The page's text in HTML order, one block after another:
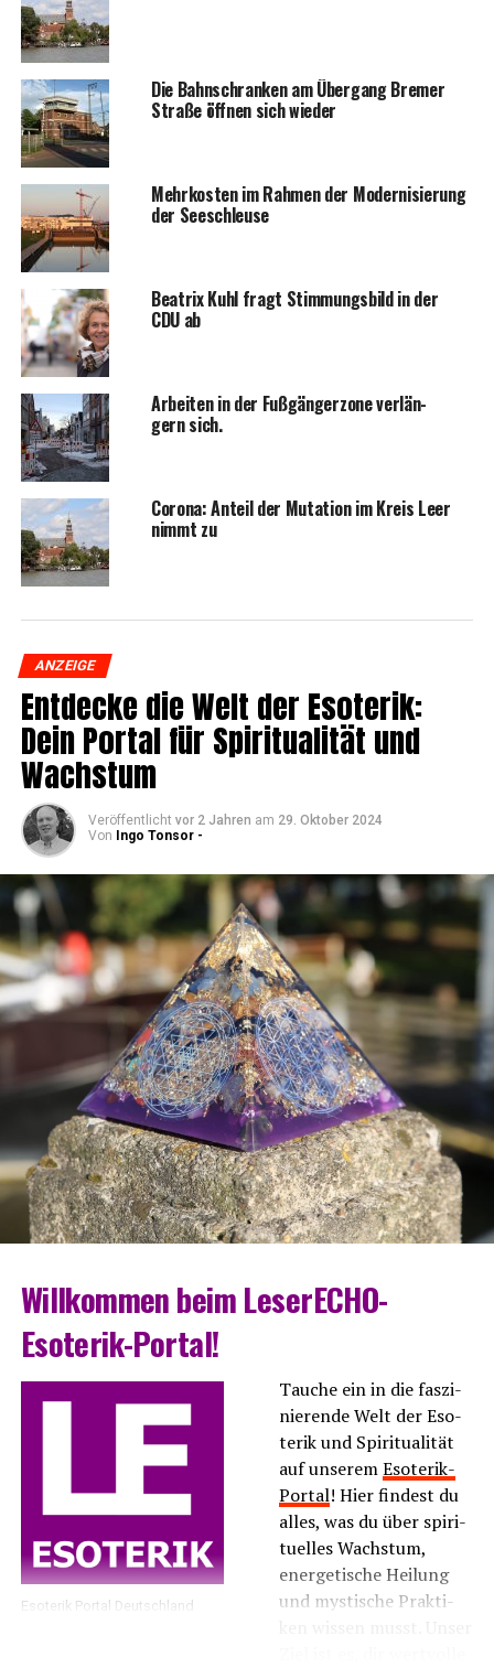
Die Bahn­schran­ken am Über­gang Bre­mer
Stra­ße öff­nen sich wieder
Mehr­kos­ten im Rah­men der Moder­ni­sie­rung
der Seeschleuse
Bea­trix Kuhl fragt Stim­mungs­bild in der
CDU ab
Arbei­ten in der Fuß­gän­ger­zo­ne ver­län­
gern sich.
Coro­na: Anteil der Muta­ti­on im Kreis Leer
nimmt zu
ANZEIGE
Ent­de­cke die Welt der Eso­te­rik:
Dein Por­tal für Spi­ri­tua­li­tät und
Wachstum
Veröffentlicht vor 2 Jahren am 29. Oktober 2024
Von
Ingo Tonsor -
Will­kom­men beim LeserECHO-
Esoterik-Portal!
Eso­te­rik Por­tal Deutschland
Tau­che ein in die fas­zi­
nie­ren­de Welt der Eso­
te­rik und Spi­ri­tua­li­tät
auf unse­remEso­te­rik-
Por­tal! Hier fin­dest du
alles, was du über spi­ri­
tu­el­les Wachs­tum,
ener­ge­ti­sche Hei­lung
und mys­ti­sche Prak­ti­